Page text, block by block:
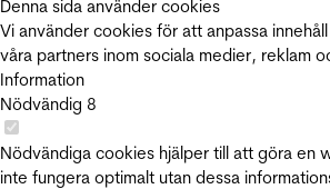
Denna sida använder cookies
Vi använder cookies för att anpassa
våra partners inom sociala medier, reklam
Information
Nödvändig 8
Nödvändiga cookies hjälper till att göra en
inte fungera optimalt utan dessa